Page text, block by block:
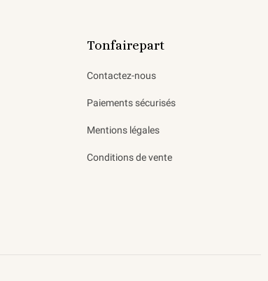
Tonfairepart
Contactez-nous
Paiements sécurisés
Mentions légales
Conditions de vente